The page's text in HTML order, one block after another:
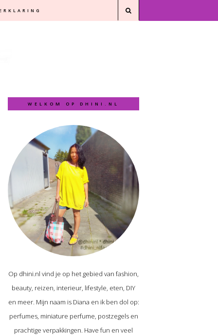
WELKOM OP DHINI.NL
Op dhini.nl vind je op het gebied van fashion,
beauty, reizen, interieur, lifestyle, eten, DIY
en meer. Mijn naam is Diana en ik ben dol op:
perfumes, miniature perfume, postzegels en
prachtige verpakkingen. Have fun en veel